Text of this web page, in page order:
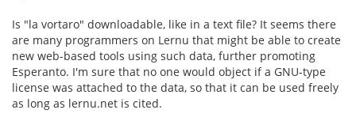
Is "la vortaro" downloadable, like in a text file? It seems there
are many programmers on Lernu that might be able to create
new web-based tools using such data, further promoting
Esperanto. I'm sure that no one would object if a GNU-type
license was attached to the data, so that it can be used freely
as long as lernu.net is cited.